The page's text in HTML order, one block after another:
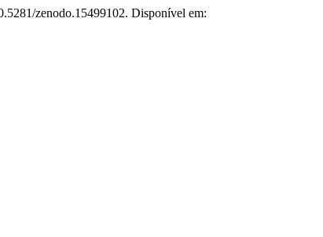
zenodo.15499102. Disponível em: